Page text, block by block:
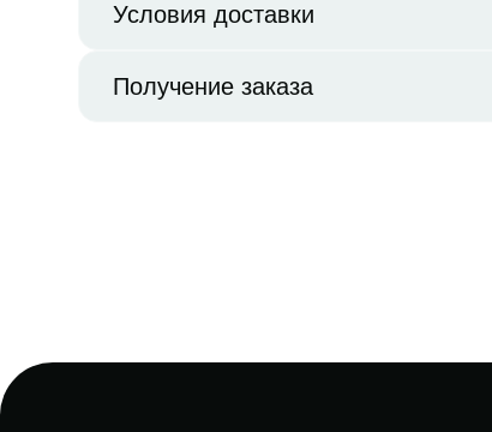
Условия доставки
Получение заказа